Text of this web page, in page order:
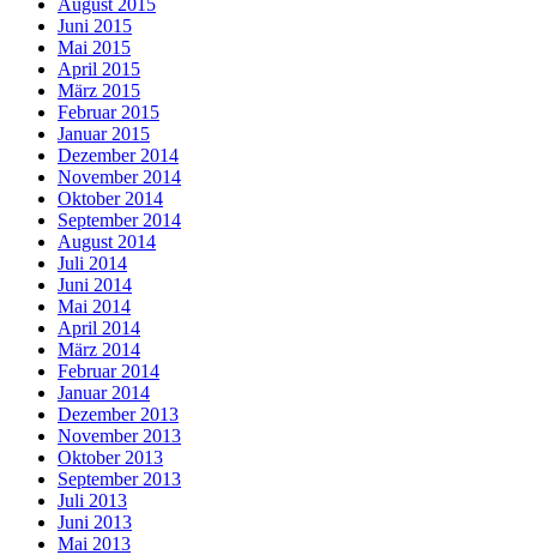
August 2015
Juni 2015
Mai 2015
April 2015
März 2015
Februar 2015
Januar 2015
Dezember 2014
November 2014
Oktober 2014
September 2014
August 2014
Juli 2014
Juni 2014
Mai 2014
April 2014
März 2014
Februar 2014
Januar 2014
Dezember 2013
November 2013
Oktober 2013
September 2013
Juli 2013
Juni 2013
Mai 2013